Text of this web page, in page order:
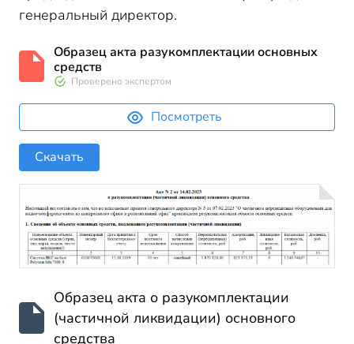
генеральный директор.
Образец акта разукомплектации основных
средств
Проверено экспертом
Посмотреть
Скачать
Образец акта о разукомплектации
(частичной ликвидации) основного
средства